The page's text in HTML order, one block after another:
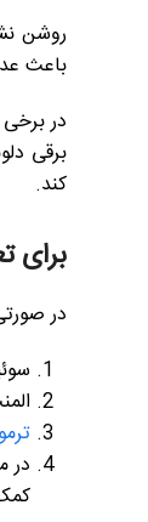
روشن
باعث
در
برقی
کند.
برای
در
در